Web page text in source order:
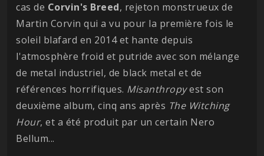
cas de Corvin's Breed, rejeton monstrueux de
Martin Corvin qui a vu pour la première fois le
soleil blafard en 2014 et hante depuis
l'atmosphère froid et putride avec son mélange
de metal industriel, de black metal et de
références horrifiques. Misanthropyest son
deuxième album, cinq ans après The Witching
Hour, et a été produit par un certain Nero
Bellum...